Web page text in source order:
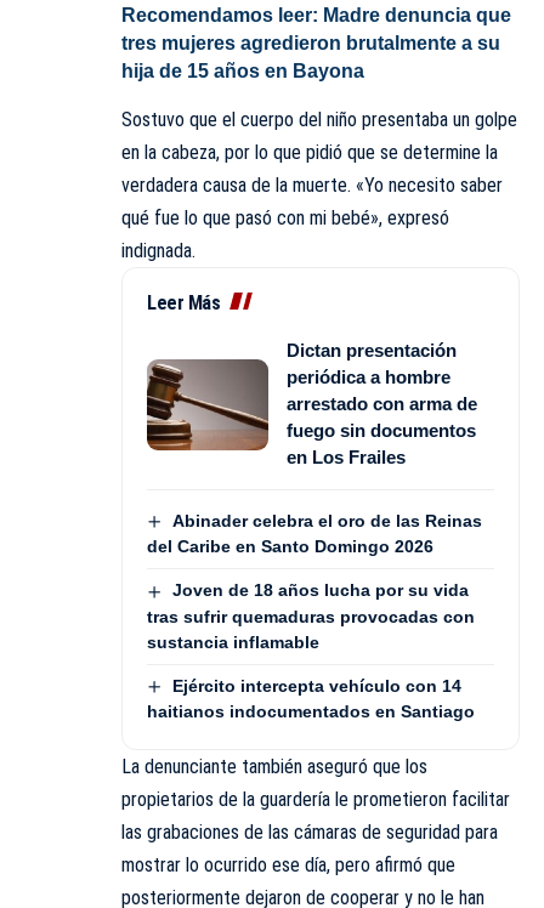
Recomendamos leer: Madre denuncia que
tres mujeres agredieron brutalmente a su
hija de 15 años en Bayona
Sostuvo que el cuerpo del niño presentaba un golpe
en la cabeza, por lo que pidió que se determine la
verdadera causa de la muerte. «Yo necesito saber
qué fue lo que pasó con mi bebé», expresó
indignada.
Leer Más
Dictan presentación
periódica a hombre
arrestado con arma de
fuego sin documentos
en Los Frailes
Abinader celebra el oro de las Reinas
del Caribe en Santo Domingo 2026
Joven de 18 años lucha por su vida
tras sufrir quemaduras provocadas con
sustancia inflamable
Ejército intercepta vehículo con 14
haitianos indocumentados en Santiago
La denunciante también aseguró que los
propietarios de la guardería le prometieron facilitar
las grabaciones de las cámaras de seguridad para
mostrar lo ocurrido ese día, pero afirmó que
posteriormente dejaron de cooperar y no le han